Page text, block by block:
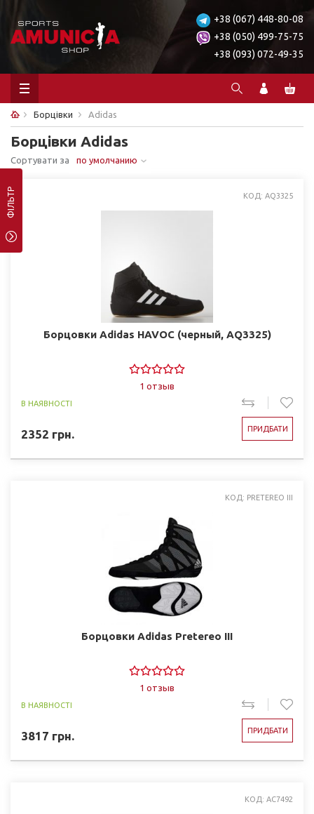
+38 (067) 448-80-08
+38 (050) 499-75-75
+38 (093) 072-49-35
Борцівки Adidas
Борцівки Adidas
Сортувати за по умолчанию
ФІЛЬТР КОД: AQ3325
Борцовки Adidas HAVOC (черный, AQ3325)
1 отзыв
В НАЯВНОСТІ
2352 грн. ПРИДБАТИ
КОД: PRETEREO III
Борцовки Adidas Pretereo III
1 отзыв
В НАЯВНОСТІ
3817 грн. ПРИДБАТИ
КОД: AC7492